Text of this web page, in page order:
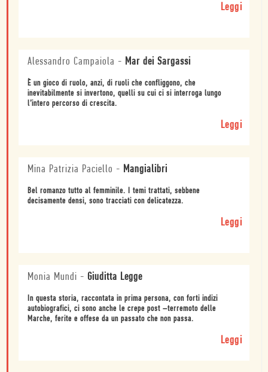
Leggi
Alessandro Campaiola - Mar dei Sargassi
È un gioco di ruolo, anzi, di ruoli che confliggono, che
inevitabilmente si invertono, quelli su cui ci si interroga lungo
l’intero percorso di crescita.
Leggi
Mina Patrizia Paciello - Mangialibri
Bel romanzo tutto al femminile. I temi trattati, sebbene
decisamente densi, sono tracciati con delicatezza.
Leggi
Monia Mundi - Giuditta Legge
In questa storia, raccontata in prima persona, con forti indizi
autobiografici, ci sono anche le crepe post –terremoto delle
Marche, ferite e offese da un passato che non passa.
Leggi